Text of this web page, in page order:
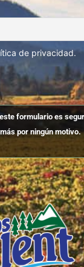
de privacidad.
formulario es
por ningún motivo.